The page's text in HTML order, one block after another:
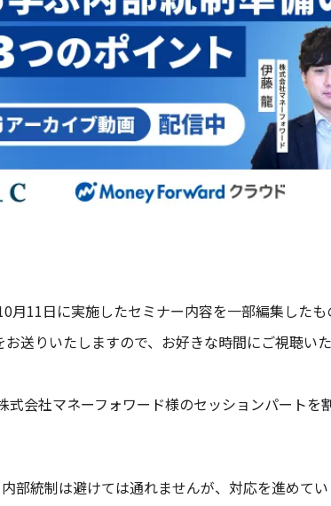
11日に実施したセミナー内容を一部編集したも
送りいたしますので、お好きな時間にご視聴い
会社マネーフォワード様のセッションパートを
部統制は避けては通れませんが、対応を進めて